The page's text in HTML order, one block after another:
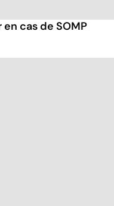
cas de SOMP